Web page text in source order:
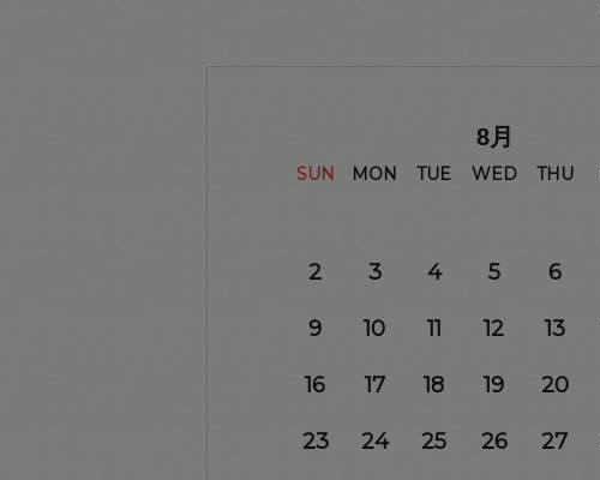
8月
SUN MON TUE WED THU
2 3 4 5 6
9 10 11 12 13
16 17 18 19 20
23 24 25 26 27